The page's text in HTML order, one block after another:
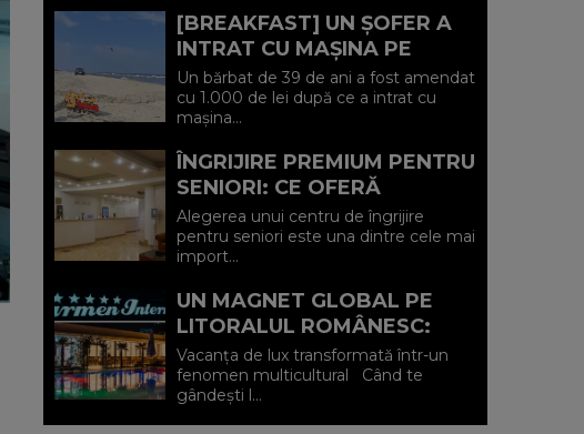
[BREAKFAST] UN ȘOFER A
INTRAT CU MAȘINA PE
PLAJA DIN VADU ȘI A FOST
AMENDAT.
Un bărbat de 39 de ani a fost amendat
cu 1.000 de lei după ce a intrat cu
mașina...
ÎNGRIJIRE PREMIUM PENTRU
SENIORI: CE OFERĂ
CENTRUL AFFINITY LIFE
CARE (P)
Alegerea unui centru de îngrijire
pentru seniori este una dintre cele mai
import...
UN MAGNET GLOBAL PE
LITORALUL ROMÂNESC:
HOTEL CARMEN
INTERNATIONAL 5★ DIN
VENUS (P)
Vacanța de lux transformată într-un
fenomen multicultural Când te
gândești l...